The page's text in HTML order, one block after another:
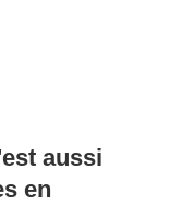
aussi
en